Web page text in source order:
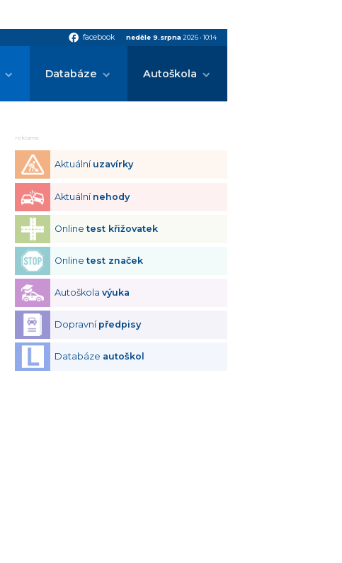
facebook facebook neděle 9.srpna 2026•10:14
Databáze Autoškola
reklama
Aktuální uzavírky
Aktuální nehody
Onlinetest křižovatek
Onlinetest značek
Autoškolavýuka
Dopravní předpisy
Databáze autoškol